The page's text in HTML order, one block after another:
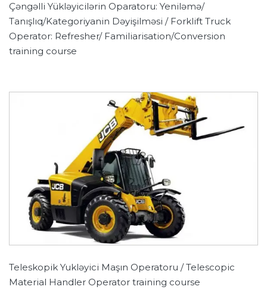
Çəngəlli Yükləyicilərin Oparatoru: Yeniləmə/
Tanışlıq/Kategoriyanin Dəyişilməsi / Forklift Truck
Operator: Refresher/ Familiarisation/Conversion
training course
Teleskopik Yukləyici Maşın Operatoru / Telescopic
Material Handler Operator training course